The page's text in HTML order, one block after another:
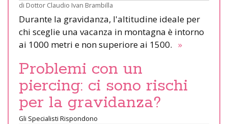
di Dottor Claudio Ivan Brambilla
Durante la gravidanza, l'altitudine ideale per
chi sceglie una vacanza in montagna è intorno
ai 1000 metri e non superiore ai 1500. »
Problemi con un
piercing: ci sono rischi
per la gravidanza?
Gli Specialisti Rispondono